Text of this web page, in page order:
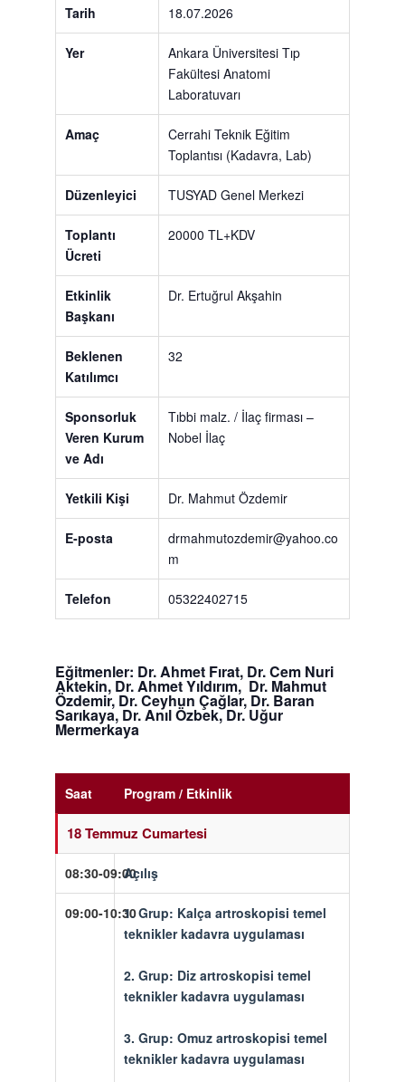
Tarih 18.07.2026
Yer
Ankara Üniversitesi Tıp
Fakültesi Anatomi
Laboratuvarı
Amaç
Cerrahi Teknik Eğitim
Toplantısı (Kadavra, Lab)
Düzenleyici TUSYAD Genel Merkezi
Toplantı
Ücreti
20000 TL+KDV
Etkinlik
Başkanı
Dr. Ertuğrul Akşahin
Beklenen
Katılımcı
32
Sponsorluk
Veren Kurum
ve Adı
Tıbbi malz. / İlaç firması–
Nobel İlaç
Yetkili Kişi Dr. Mahmut Özdemir
E-posta
drmahmutozdemir@yahoo.co
m
Telefon 05322402715
Eğitmenler: Dr. Ahmet Fırat, Dr. Cem Nuri
Aktekin, Dr. Ahmet Yıldırım, Dr. Mahmut
Özdemir, Dr. Ceyhun Çağlar, Dr. Baran
Sarıkaya, Dr. Anıl Özbek, Dr. Uğur
Mermerkaya
Saat Program / Etkinlik
18 Temmuz Cumartesi
08:30-09:00Açılış
09:00-10:301. Grup: Kalça artroskopisi temel
teknikler kadavra uygulaması
2. Grup: Diz artroskopisi temel
teknikler kadavra uygulaması
3. Grup: Omuz artroskopisi temel
teknikler kadavra uygulaması